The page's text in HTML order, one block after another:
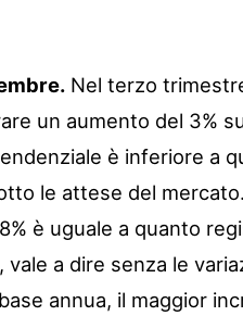
Nel terzo
un aumento del 3%
è inferiore a
le attese del
è uguale a quanto
a dire senza le
annua, il maggior